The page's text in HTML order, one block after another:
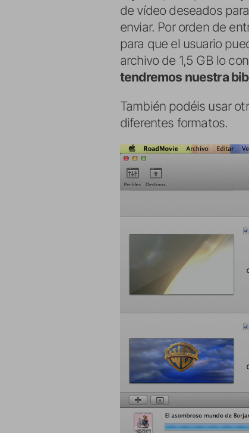
de vídeo deseados
enviar. Por orden de
para que el usuario
archivo de 1,5 GB lo
tendremos nuestra
También podéis usar
diferentes formatos.